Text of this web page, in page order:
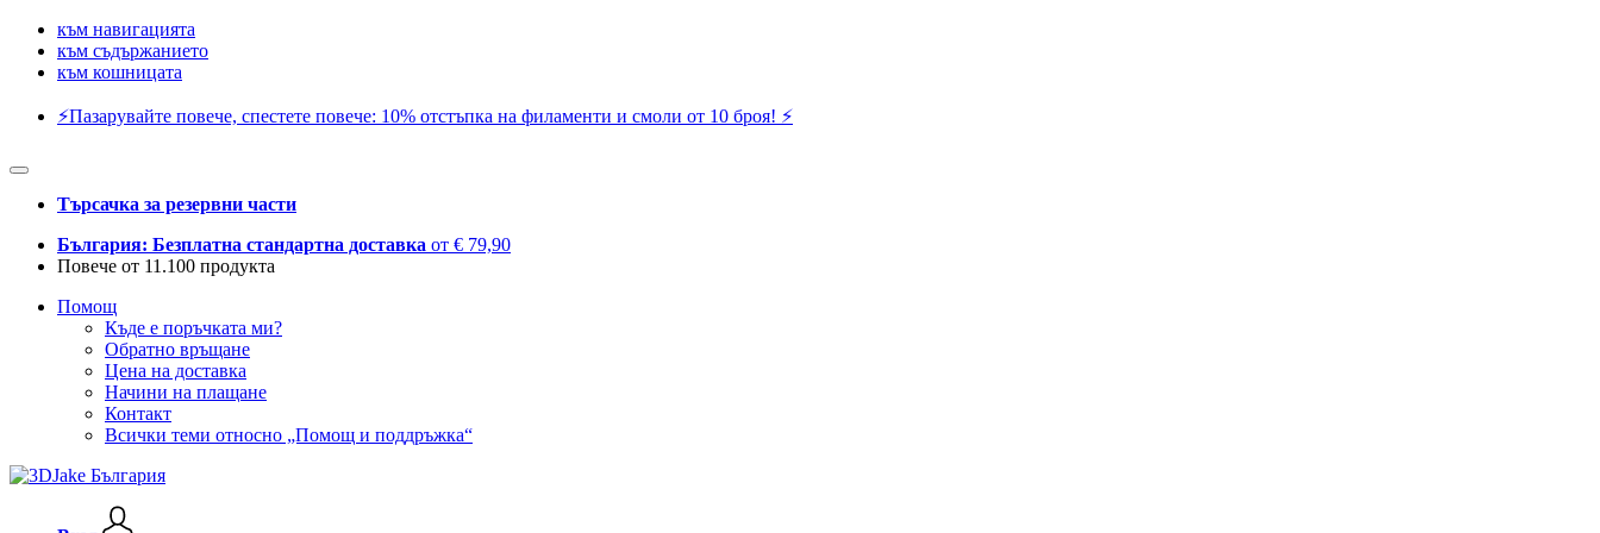
към навигацията
към съдържанието
към кошницата
⚡️Пазарувайте повече, спестете повече: 10% отстъпка на филаменти и смоли от 10 броя! ⚡️
Търсачка за резервни части
България: Безплатна стандартна доставка от € 79,90
Повече от 11.100 продукта
Помощ
Къде е поръчката ми?
Обратно връщане
Цена на доставка
Начини на плащане
Контакт
Всички теми относно „Помощ и поддръжка“